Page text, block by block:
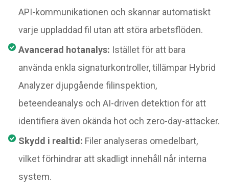
API-kommunikationen och skannar automatiskt
varje uppladdad fil utan att störa arbetsflöden.
Avancerad hotanalys: Istället för att bara
använda enkla signaturkontroller, tillämpar Hybrid
Analyzer djupgående filinspektion,
beteendeanalys och AI-driven detektion för att
identifiera även okända hot och zero-day-attacker.
Skydd i realtid: Filer analyseras omedelbart,
vilket förhindrar att skadligt innehåll når interna
system.